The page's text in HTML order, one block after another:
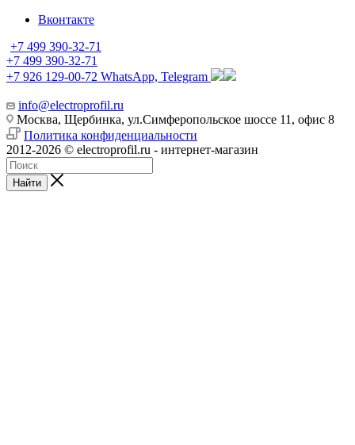
Вконтакте
+7 499 390-32-71
+7 499 390-32-71
+7 926 129-00-72 WhatsApp, Telegram
info@electroprofil.ru
Москва, Щербинка, ул.Симферопольское шоссе 11, офис 8
Политика конфиденциальности
2012-2026 © electroprofil.ru - интернет-магазин
Найти